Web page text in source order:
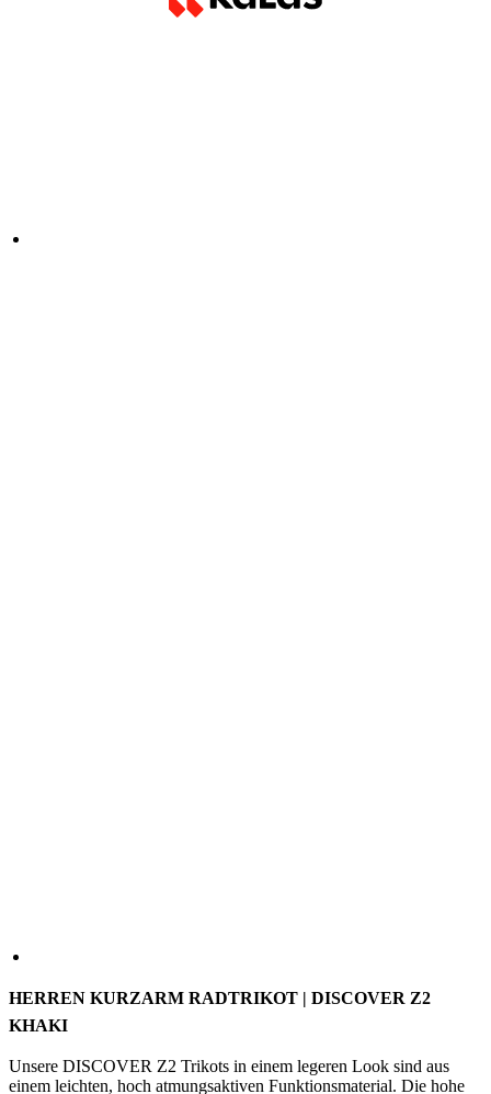
HERREN KURZARM RADTRIKOT | DISCOVER Z2
KHAKI
Unsere DISCOVER Z2 Trikots in einem legeren Look sind aus
einem leichten, hoch atmungsaktiven Funktionsmaterial. Die hohe